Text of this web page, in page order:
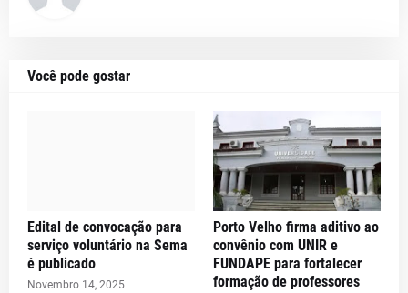
Você pode gostar
Edital de convocação para
serviço voluntário na Sema
é publicado
Novembro 14, 2025
Porto Velho firma aditivo ao
convênio com UNIR e
FUNDAPE para fortalecer
formação de professores